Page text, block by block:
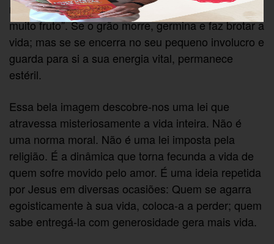
na terra e morre, fica infecundo; mas se morre, dá
muito fruto”. Se o grão morre, germina e faz brotar a
vida; mas se se encerra no seu pequeno involucro e
guarda para si a sua energia vital, permanece
estéril.
Essa bela imagem descobre-nos uma lei que
atravessa misteriosamente a vida inteira. Não é
uma norma moral. Não é uma lei imposta pela
religião. É a dinâmica que torna fecunda a vida de
quem sofre movido pelo amor. É uma ideia repetida
por Jesus em diversas ocasiões: Quem se agarra
egoisticamente à sua vida, coloca-a a perder; quem
sabe entregá-la com generosidade gera mais vida.